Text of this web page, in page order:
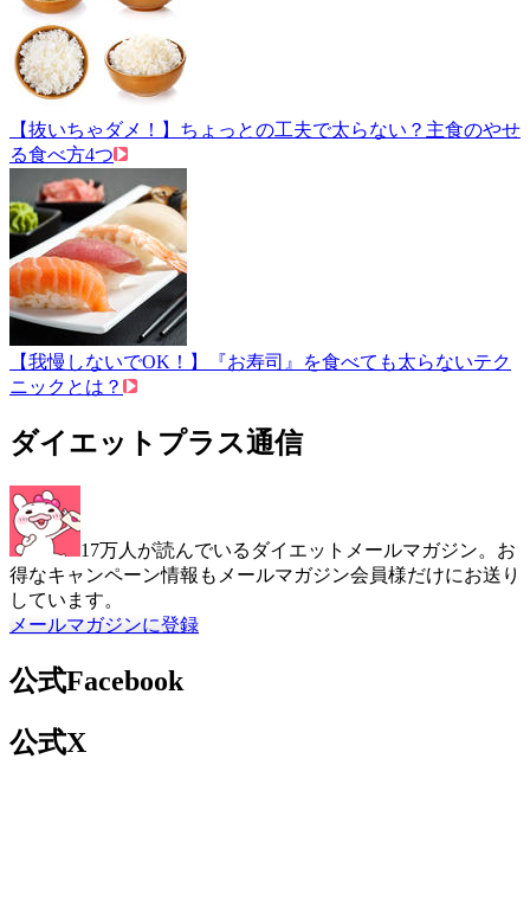
【抜いちゃダメ！】ちょっとの工夫で太らない？主食のやせ
る食べ方4つ
【我慢しないでOK！】『お寿司』を食べても太らないテク
ニックとは？
ダイエットプラス通信
17万人が読んでいるダイエットメールマガジン。お
得なキャンペーン情報もメールマガジン会員様だけにお送り
しています。
メールマガジンに登録
公式Facebook
公式X